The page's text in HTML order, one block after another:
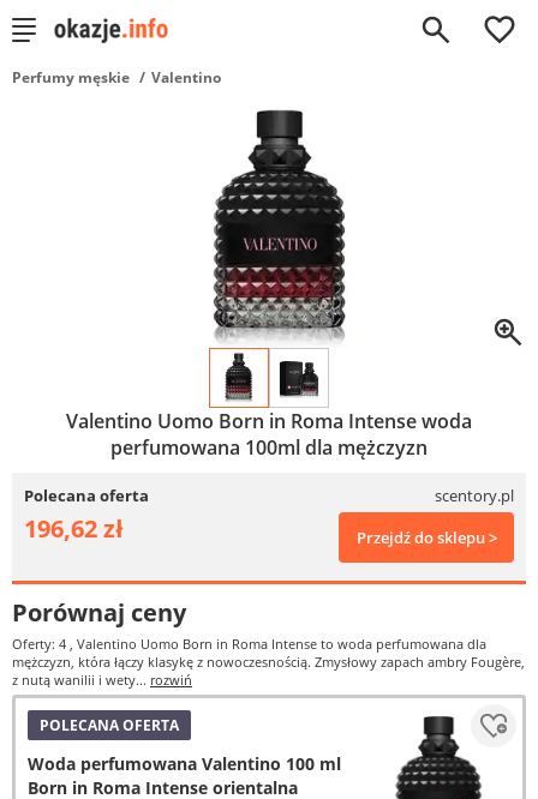
0
Perfumy męskie Valentino
Valentino Uomo Born in Roma Intense woda
perfumowana 100ml dla mężczyzn
Polecana oferta scentory.pl
196,62 zł Przejdź do sklepu >
Porównaj ceny
Oferty: 4 , Valentino Uomo Born in Roma Intense to woda perfumowana dla
mężczyzn, która łączy klasykę z nowoczesnością. Zmysłowy zapach ambry Fougère,
z nutą wanilii i wety... rozwiń
POLECANA OFERTA
Woda perfumowana Valentino 100 ml
Born in Roma Intense orientalna